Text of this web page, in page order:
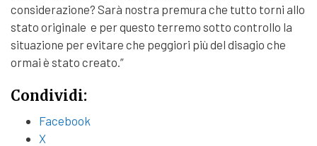
considerazione? Sarà nostra premura che tutto torni allo
stato originale e per questo terremo sotto controllo la
situazione per evitare che peggiori più del disagio che
ormai è stato creato.”
Condividi:
Facebook
X